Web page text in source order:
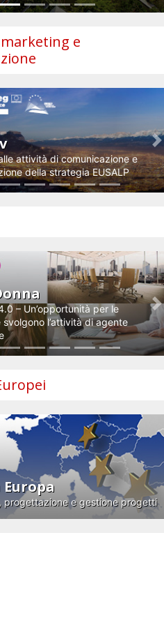
e
attività di comunicazione e
della strategia EUSALP
– Un’opportunità per le
l’attività di agente
progettazione e gestione progetti